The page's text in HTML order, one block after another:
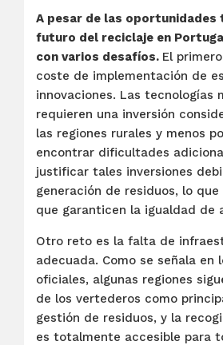
A pesar de las oportunidades
futuro del reciclaje en
con varios desafíos. El
coste de implementación de
innovaciones. Las tecnologías
requieren una inversión
las regiones rurales y menos
encontrar dificultades
justificar tales inversiones
generación de residuos, lo
que garanticen la igualdad de
Otro reto es la falta de
adecuada. Como se señala en
oficiales, algunas regiones
de los vertederos como
gestión de residuos, y la
es totalmente accesible para